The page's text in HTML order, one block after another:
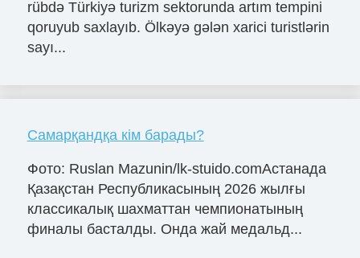
rübdə Türkiyə turizm sektorunda artım tempini
qoruyub saxlayıb. Ölkəyə gələn xarici turistlərin
sayı...
Самарқандқа кім барады?
Фото: Ruslan Mazunin/lk-stuido.comАстанада
Қазақстан Республикасының 2026 жылғы
классикалық шахматтан чемпионатының
финалы басталды. Онда жай медальд...